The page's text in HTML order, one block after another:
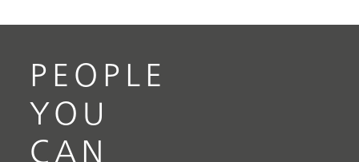
PEOPLE
YOU
CAN